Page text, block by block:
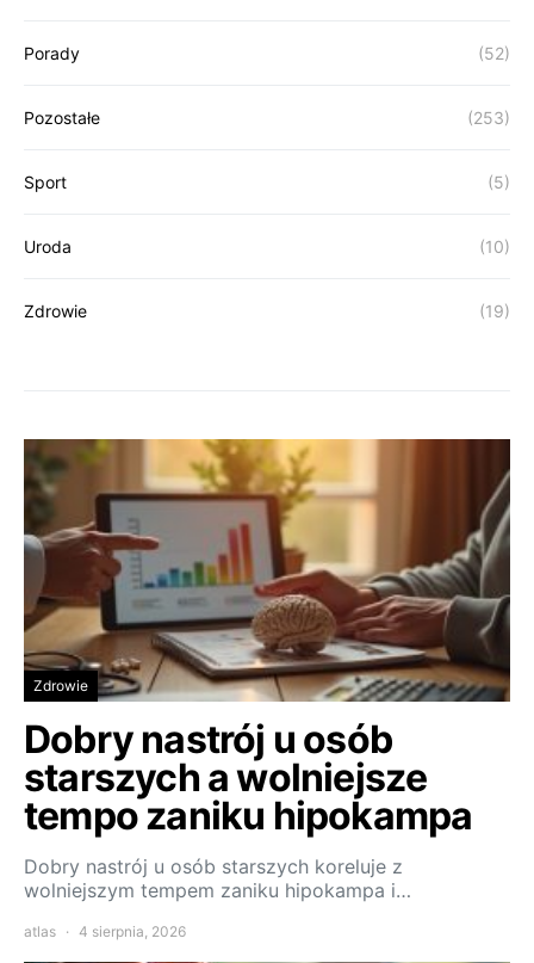
Porady (52)
Pozostałe (253)
Sport (5)
Uroda (10)
Zdrowie (19)
Zdrowie
Dobry nastrój u osób
starszych a wolniejsze
tempo zaniku hipokampa
Dobry nastrój u osób starszych koreluje z
wolniejszym tempem zaniku hipokampa i…
atlas 4 sierpnia, 2026